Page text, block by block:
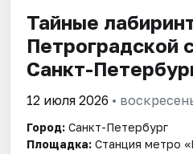
Тайные
Петроградской
Санкт-
12 июля 2026 •
Город: Санкт-Петербург
Площадка: Станция метро